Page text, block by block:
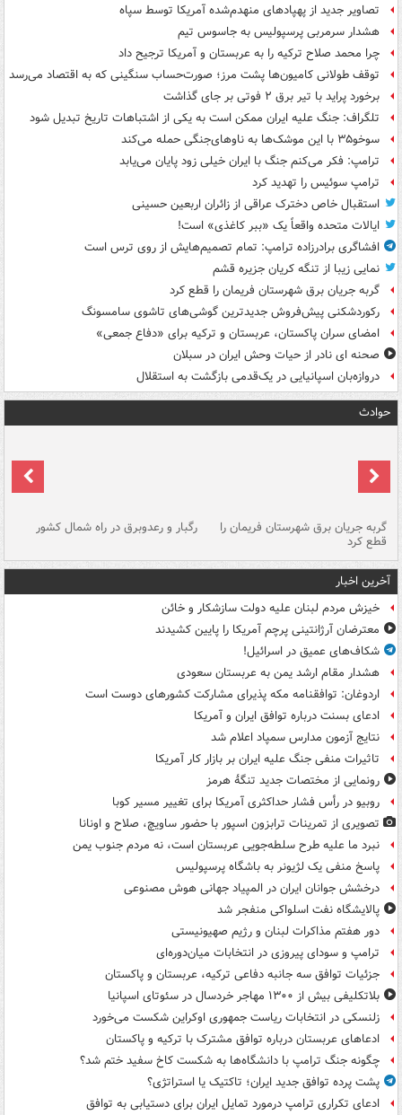
تصاویر جدید از پهپادهای منهدم‌شده آمریکا توسط سپاه
هشدار سرمربی پرسپولیس به جاسوس تیم
چرا محمد صلاح ترکیه را به عربستان و آمریکا ترجیح داد
توقف طولانی کامیون‌ها پشت مرز؛ صورت‌حساب سنگینی که به اقتصاد می‌رسد
برخورد پراید با تیر برق ۲ فوتی بر جای گذاشت
تلگراف: جنگ علیه ایران ممکن است به یکی از اشتباهات تاریخ تبدیل شود
سوخو۳۵ با این موشک‌ها به ناوهای‌جنگی حمله می‌کند
ترامپ: فکر می‌کنم جنگ با ایران خیلی زود پایان می‌یابد
ترامپ سوئیس را تهدید کرد
استقبال خاص دخترک عراقی از زائران اربعین حسینی
ایالات متحده واقعاً یک «ببر کاغذی» است!
افشاگری برادرزاده ترامپ: تمام تصمیم‌هایش از روی ترس است
نمایی زیبا از تنگه کریان جزیره قشم
گربه جریان برق شهرستان فریمان را قطع کرد
رکوردشکنی پیش‌فروش جدیدترین گوشی‌های تاشوی سامسونگ
امضای سران پاکستان، عربستان و ترکیه برای «دفاع جمعی»
صحنه ای نادر از حیات وحش ایران در سبلان
دروازه‌بان اسپانیایی در یک‌قدمی بازگشت به استقلال
حوادث
گربه جریان برق شهرستان فریمان را
قطع کرد
رگبار و رعدوبرق در راه شمال کشور
آخرین اخبار
خیزش مردم لبنان علیه دولت سازشکار و خائن
معترضان آرژانتینی پرچم آمریکا را پایین کشیدند
شکاف‌های عمیق در اسرائیل!
هشدار مقام ارشد یمن به عربستان سعودی
اردوغان: توافقنامه مکه پذیرای مشارکت کشورهای دوست است
ادعای بسنت درباره توافق ایران و آمریکا
نتایج آزمون مدارس سمپاد اعلام شد
تاثیرات منفی جنگ علیه ایران بر بازار کار آمریکا
رونمایی از مختصات جدید تنگۀ هرمز
روبیو در رأس فشار حداکثری آمریکا برای تغییر مسیر کوبا
تصویری از تمرینات ترابزون اسپور با حضور ساویچ، صلاح و اونانا
نبرد ما علیه طرح سلطه‌جویی عربستان است، نه مردم جنوب یمن
پاسخ منفی یک لژیونر به باشگاه پرسپولیس
درخشش جوانان ایران در المپیاد جهانی هوش مصنوعی
پالایشگاه نفت اسلواکی منفجر شد
دور هفتم مذاکرات لبنان و رژیم صهیونیستی
ترامپ و سودای پیروزی در انتخابات میان‌دوره‌ای
جزئیات توافق سه جانبه دفاعی ترکیه، عربستان و پاکستان
بلاتکلیفی بیش از ۱۳۰۰ مهاجر خردسال در سئوتای اسپانیا
زلنسکی در انتخابات ریاست جمهوری اوکراین شکست می‌خورد
ادعاهای عربستان درباره توافق مشترک با ترکیه و پاکستان
چگونه جنگ ترامپ با دانشگاه‌ها به شکست کاخ سفید ختم شد؟
پشت پرده توافق جدید ایران؛ تاکتیک یا استراتژی؟
ادعای تکراری ترامپ درمورد تمایل ایران برای دستیابی به توافق